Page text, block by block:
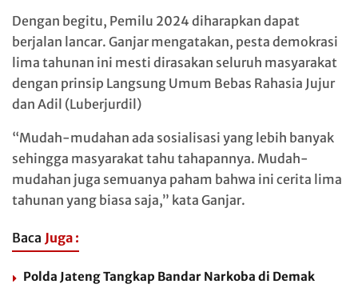
Dengan begitu, Pemilu 2024 diharapkan dapat
berjalan lancar. Ganjar mengatakan, pesta demokrasi
lima tahunan ini mesti dirasakan seluruh masyarakat
dengan prinsip Langsung Umum Bebas Rahasia Jujur
dan Adil (Luberjurdil)
“Mudah-mudahan ada sosialisasi yang lebih banyak
sehingga masyarakat tahu tahapannya. Mudah-
mudahan juga semuanya paham bahwa ini cerita lima
tahunan yang biasa saja,” kata Ganjar.
Baca Juga :
Polda Jateng Tangkap Bandar Narkoba di Demak